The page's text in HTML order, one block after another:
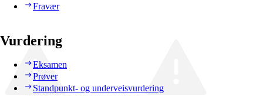
Fravær
Vurdering
Eksamen
Prøver
Standpunkt- og underveisvurdering